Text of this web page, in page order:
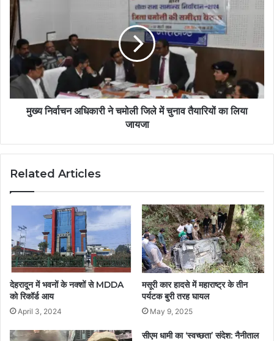
मुख्य निर्वाचन अधिकारी ने चमोली जिले में चुनाव तैयारियों का लिया
जायजा
Related Articles
देहरादून में भवनों के नक्शों से MDDA
को रिकॉर्ड आय
April 3, 2024
मसूरी कार हादसे में महाराष्ट्र के तीन
पर्यटक बुरी तरह घायल
May 9, 2025
सीएम धामी का ‘स्वच्छता’ संदेश: नैनीताल